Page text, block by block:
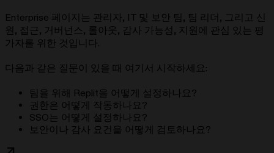
Enterprise 페이지는 관리자, IT 및 보안 팀, 팀 리더, 그리고 신
원, 접근, 거버넌스, 롤아웃, 감사 가능성, 지원에 관심 있는 평
가자를 위한 것입니다.
다음과 같은 질문이 있을 때 여기서 시작하세요:
팀을 위해 Replit을 어떻게 설정하나요?
권한은 어떻게 작동하나요?
SSO는 어떻게 설정하나요?
보안이나 감사 요건을 어떻게 검토하나요?